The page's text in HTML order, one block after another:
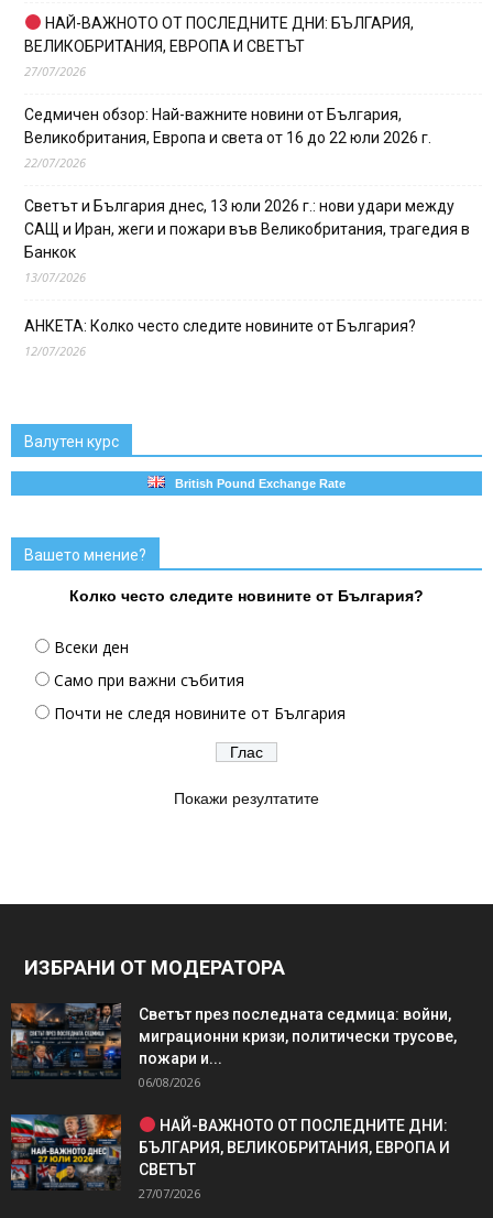
НАЙ-ВАЖНОТО ОТ ПОСЛЕДНИТЕ ДНИ: БЪЛГАРИЯ,
ВЕЛИКОБРИТАНИЯ, ЕВРОПА И СВЕТЪТ
27/07/2026
Седмичен обзор: Най-важните новини от България,
Великобритания, Европа и света от 16 до 22 юли 2026 г.
22/07/2026
Светът и България днес, 13 юли 2026 г.: нови удари между
САЩ и Иран, жеги и пожари във Великобритания, трагедия в
Банкок
13/07/2026
АНКЕТА: Колко често следите новините от България?
12/07/2026
Валутен курс
British Pound Exchange Rate
Вашето мнение?
Колко често следите новините от България?
Всеки ден
Само при важни събития
Почти не следя новините от България
Покажи резултатите
ИЗБРАНИ ОТ МОДЕРАТОРА
Светът през последната седмица: войни,
миграционни кризи, политически трусове,
пожари и...
06/08/2026
НАЙ-ВАЖНОТО ОТ ПОСЛЕДНИТЕ ДНИ:
БЪЛГАРИЯ, ВЕЛИКОБРИТАНИЯ, ЕВРОПА И
СВЕТЪТ
27/07/2026